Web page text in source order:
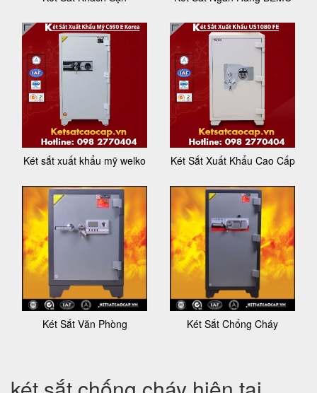
Két sắt xuất khẩu mỹ welko Két Sắt Xuất Khẩu Cao Cấp
Két Sắt Văn Phòng Két Sắt Chống Cháy